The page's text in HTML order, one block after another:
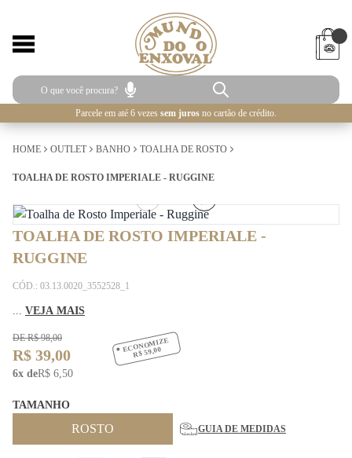
Parcele em até 6 vezes sem juros no cartão de crédito.
HOME OUTLET BANHO TOALHA DE ROSTO
TOALHA DE ROSTO IMPERIALE - RUGGINE
TOALHA DE ROSTO IMPERIALE -
RUGGINE
CÓD.: 03.13.0020_3552528_1
... VEJA MAIS
DE R$ 98,00
R$ 39,00
6x deR$ 6,50
ECONOMIZE
R$ 59,00
TAMANHO
ROSTO GUIA DE MEDIDAS